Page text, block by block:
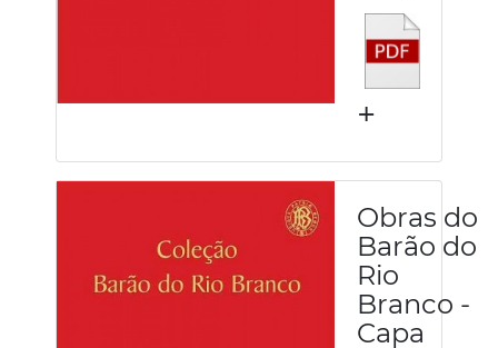
+
Obras do
Barão do
Rio
Branco -
Capa